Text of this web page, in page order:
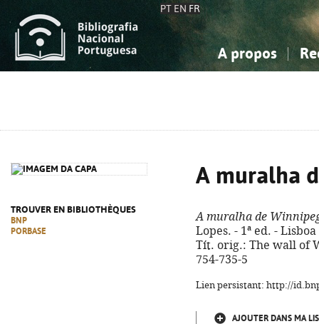
PT EN FR
A propos
TROUVER EN BIBLIOTHÈQUES
BNP
PORBASE
A muralha
A muralha de
Lopes. - 1ª ed. -
Tít. orig.: The wall of
754-735-5
Lien persistant: http://
AJOUTER DANS MA